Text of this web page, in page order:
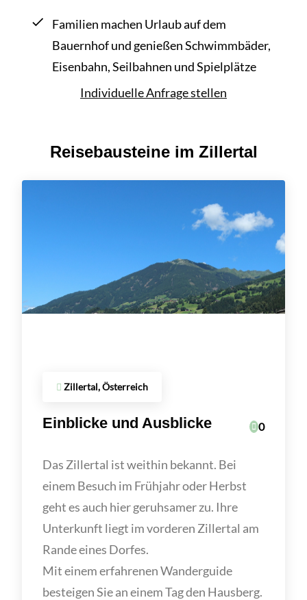
Familien machen Urlaub auf dem
Bauernhof und genießen Schwimmbäder,
Eisenbahn, Seilbahnen und Spielplätze
Individuelle Anfrage stellen
Reisebausteine im Zillertal
Zillertal, Österreich
Einblicke und Ausblicke 0
Das Zillertal ist weithin bekannt. Bei
einem Besuch im Frühjahr oder Herbst
geht es auch hier geruhsamer zu. Ihre
Unterkunft liegt im vorderen Zillertal am
Rande eines Dorfes.
Mit einem erfahrenen Wanderguide
besteigen Sie an einem Tag den Hausberg.